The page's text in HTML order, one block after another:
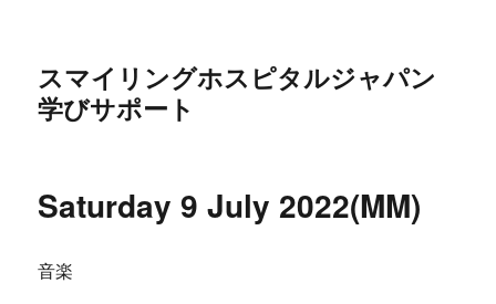
スマイリングホスピタルジャパン
学びサポート
Saturday 9 July 2022(MM)
音楽